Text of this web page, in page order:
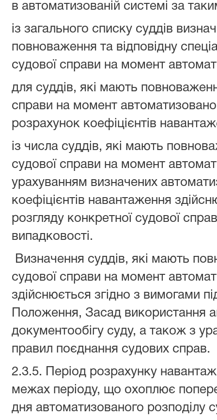
в автоматизованій системі за
із загального списку суддів
повноваження та відповідну
судової справи на момент
для суддів, які мають
справи на момент
розрахунок коефіцієнтів
із числа суддів, які мають
судової справи на момент
урахуванням визначених
коефіцієнтів навантаження
розгляду конкретної судової
випадковості.
Визначення суддів, які мають
судової справи на момент
здійснюється згідно з вимогами
Положення, Засад використання
документообігу суду, а також з
правил поєднання судових справ.
2.3.5. Період розрахунку
межах періоду, що охоплює
дня автоматизованого розподілу